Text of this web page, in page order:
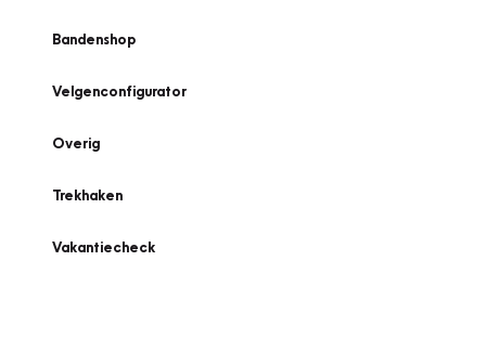
Bandenshop
Velgenconfigurator
Overig
Trekhaken
Vakantiecheck